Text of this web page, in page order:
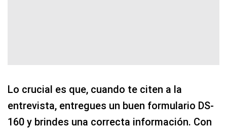
Lo crucial es que, cuando te citen a la
entrevista, entregues un buen formulario DS-
160 y brindes una correcta información. Con